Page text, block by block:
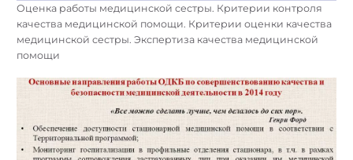
Оценка работы медицинской сестры. Критерии контроля
качества медицинской помощи. Критерии оценки качества
медицинской сестры. Экспертиза качества медицинской
помощи